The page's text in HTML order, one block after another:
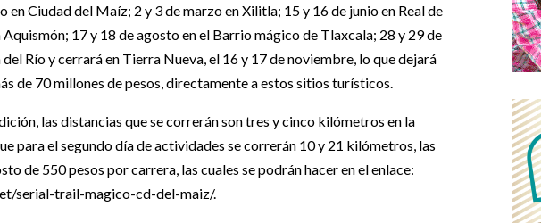
en Ciudad del Maíz; 2 y 3 de marzo en Xilitla; 15 y 16 de junio en Real de
17 y 18 de agosto en el Barrio mágico de Tlaxcala; 28 y 29 de
Río y cerrará en Tierra Nueva, el 16 y 17 de noviembre, lo que dejará
de 70 millones de pesos, directamente a estos sitios turísticos.
las distancias que se correrán son tres y cinco kilómetros en la
para el segundo día de actividades se correrán 10 y 21 kilómetros, las
de 550 pesos por carrera, las cuales se podrán hacer en el enlace:
serial-trail-magico-cd-del-maiz/.